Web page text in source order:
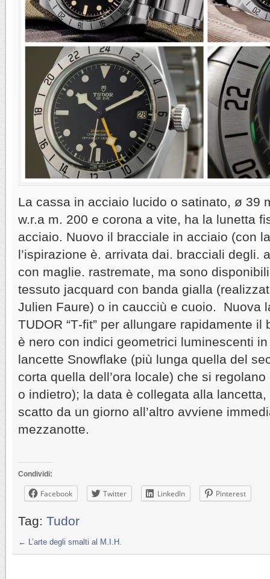
La cassa in acciaio lucido o satinato, ø 39
w.r.a m. 200 e corona a vite, ha la lunetta
acciaio. Nuovo il bracciale in acciaio (con
l’ispirazione è. arrivata dai. bracciali degli.
con maglie. rastremate, ma sono
tessuto jacquard con banda gialla
Julien Faure) o in caucciù e cuoio. Nuova
TUDOR “T‑fit” per allungare rapidamente
è nero con indici geometrici luminescenti
lancette Snowflake (più lunga quella del
corta quella dell’ora locale) che si
o indietro); la data è collegata alla lancetta,
scatto da un giorno all’altro avviene
mezzanotte.
Condividi:
Facebook Twitter LinkedIn Pinterest
Tag: Tudor
← L’arte degli smalti al M.I.H.